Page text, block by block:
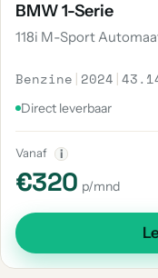
BMW 1-Serie
118i M-Sport
Benzine | 2024 |
Direct leverbaar
Vanaf i
€320 p/mnd